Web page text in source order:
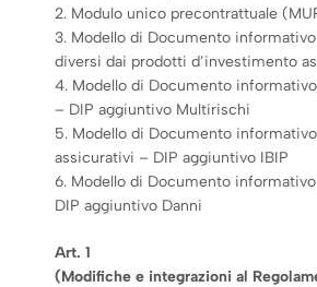
2. Modulo unico precontrattuale
3. Modello di Documento
diversi dai prodotti d’investimento
4. Modello di Documento
– DIP aggiuntivo Multirischi
5. Modello di Documento
assicurativi – DIP aggiuntivo IBIP
6. Modello di Documento
DIP aggiuntivo Danni
Art. 1
(Modifiche e integrazioni al